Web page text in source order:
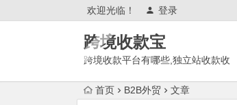
欢迎光临！ 登录
跨境收款宝
跨境收款平台有哪些,独立站收款收
具,平台,渠道,方式,账户
首页 B2B外贸 文章